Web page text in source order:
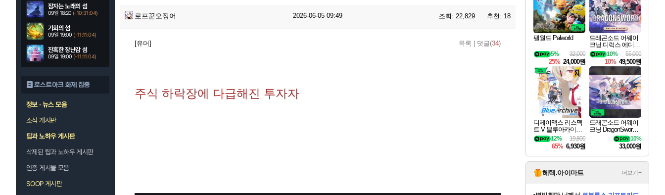
잠자는 노래의 섬
09일 18:20 (-10:31:03)
기회의 섬
09일 19:00 (-11:11:03)
잔혹한 장난감 섬
09일 19:00 (-11:11:03)
로스트아크 화제 집중
정보 · 뉴스 모음
소식 게시판
팁과 노하우 게시판
삭제된 팁과 노하우 게시판
인증 게시물 모음
SOOP 게시판
로프꾼오징어 2026-06-05 09:49 조회: 22,829 추천: 18
[유머] 목록 댓글(34)
주식 하락장에 다급해진 투자자
팰월드 Palworld
32,000
5%
25% 24,000원
드래곤소드 어웨이
크닝 디럭스 에디션
DragonSword Awake
ning Deluxe Edition
55,000
10%
10% 49,500원
디제이맥스 리스펙
트 V 블루아카이브
팩 DJMAX RESPE
CT V Blue Archive P
ack DLC
19,800
12%
65% 6,930원
드래곤소드 어웨이
크닝 DragonSword A
10%
33,000원
혜택.아이마트 더보기+